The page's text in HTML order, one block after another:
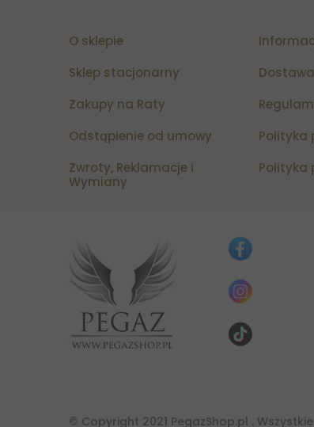
O sklepie
Sklep stacjonarny
Zakupy na Raty
Odstąpienie od umowy
Zwroty, Reklamacje i
Wymiany
Dostawa
Polityka
Polityka
© Copyright 2021 PegazShop.pl .